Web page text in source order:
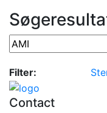
Filter:
Contact